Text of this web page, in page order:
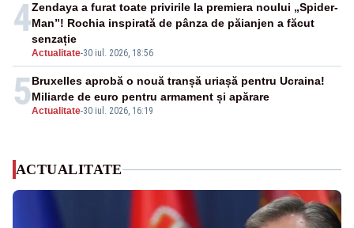
4
Actualitate-30 iul. 2026, 18:56
Zendaya a furat toate privirile la premiera noului „Spider-
Man”! Rochia inspirată de pânza de păianjen a făcut
senzație
5Actualitate-30 iul. 2026, 16:19
Bruxelles aprobă o nouă tranșă uriașă pentru Ucraina!
Miliarde de euro pentru armament și apărare
ACTUALITATE